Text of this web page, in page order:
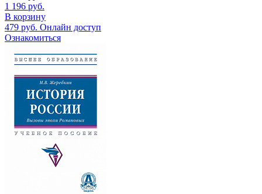
1 196 руб.
В корзину
479 руб. Онлайн доступ
Ознакомиться